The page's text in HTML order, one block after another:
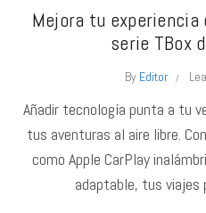
Mejora tu
serie TBox
By Editor
Añadir tecnología punta a tu
tus aventuras al aire libre.
como Apple CarPlay
adaptable, tus viajes